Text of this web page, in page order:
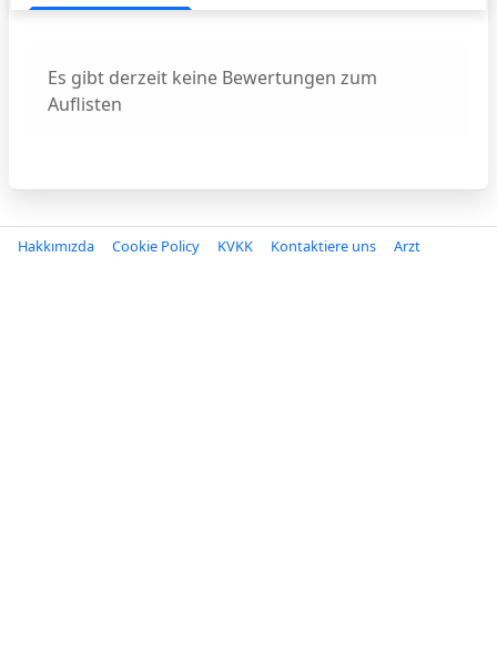
Arzt
Es gibt derzeit keine Bewertungen zum
Auflisten
Hakkımızda Cookie Policy KVKK Kontaktiere uns Arzt